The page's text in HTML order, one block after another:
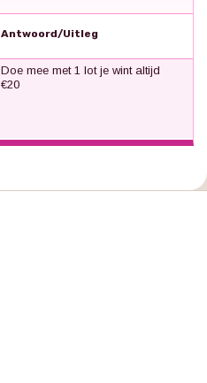
Antwoord/Uitleg
Doe mee met 1 lot je wint altijd
€20